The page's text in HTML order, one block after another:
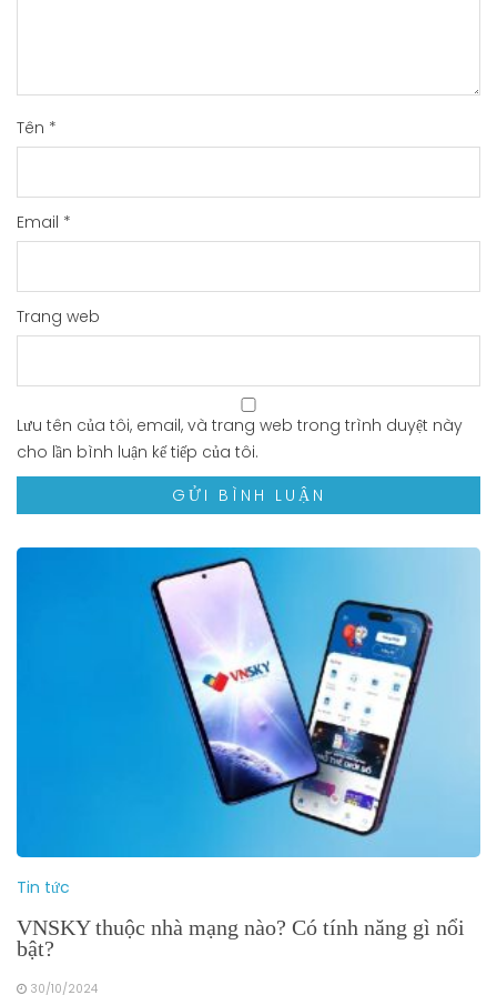
Tên *
Email *
Trang web
Lưu tên của tôi, email, và trang web trong trình duyệt này
cho lần bình luận kế tiếp của tôi.
Tin tức
VNSKY thuộc nhà mạng nào? Có tính năng gì nổi
bật?
30/10/2024